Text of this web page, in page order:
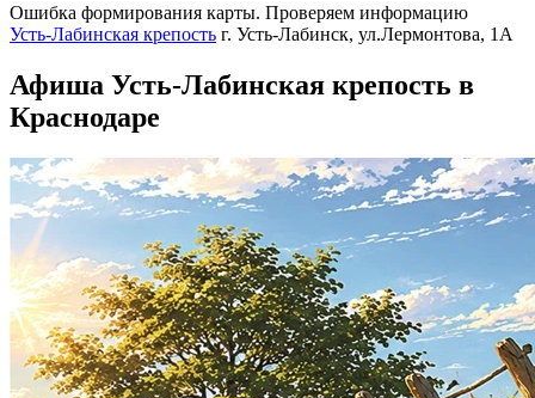
Ошибка формирования карты. Проверяем информацию
Усть-Лабинская крепость г. Усть-Лабинск, ул.Лермонтова, 1А
Афиша Усть-Лабинская крепость в
Краснодаре